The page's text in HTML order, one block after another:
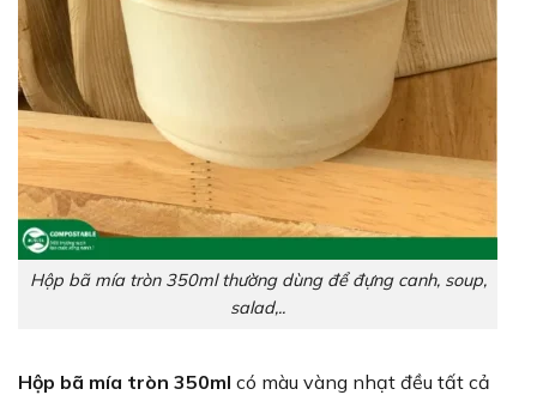
Hộp bã mía tròn 350ml thường dùng để đựng canh, soup,
salad,..
Hộp bã mía tròn 350ml có màu vàng nhạt đều tất cả